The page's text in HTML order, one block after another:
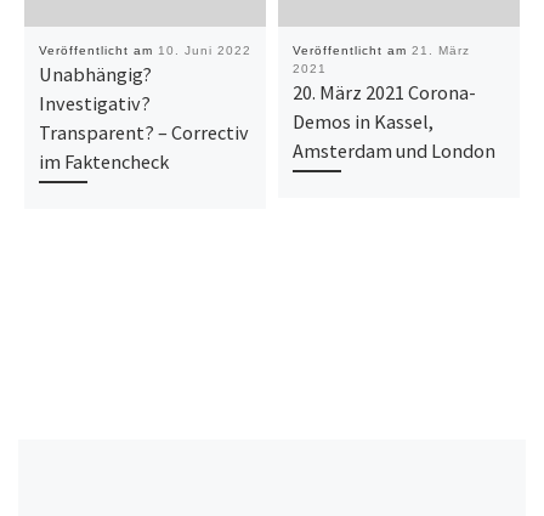
Veröffentlicht am 10. Juni 2022
Unabhängig?
Investigativ?
Transparent? – Correctiv
im Faktencheck
Veröffentlicht am 21. März
2021
20. März 2021 Corona-
Demos in Kassel,
Amsterdam und London